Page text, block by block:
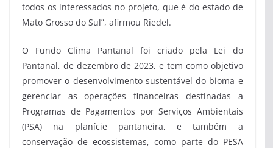
todos os interessados no projeto, que é do estado de
Mato Grosso do Sul”, afirmou Riedel.
O Fundo Clima Pantanal foi criado pela Lei do
Pantanal, de dezembro de 2023, e tem como objetivo
promover o desenvolvimento sustentável do bioma e
gerenciar as operações financeiras destinadas a
Programas de Pagamentos por Serviços Ambientais
(PSA) na planície pantaneira, e também a
conservação de ecossistemas, como parte do PESA